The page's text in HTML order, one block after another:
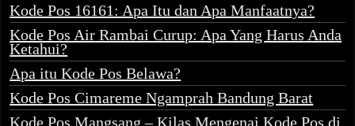
Kode Pos 16161: Apa Itu dan Apa Manfaatnya?
Kode Pos Air Rambai Curup: Apa Yang Harus Anda
Ketahui?
Apa itu Kode Pos Belawa?
Kode Pos Cimareme Ngamprah Bandung Barat
Kode Pos Mangsang – Kilas Mengenai Kode Pos di